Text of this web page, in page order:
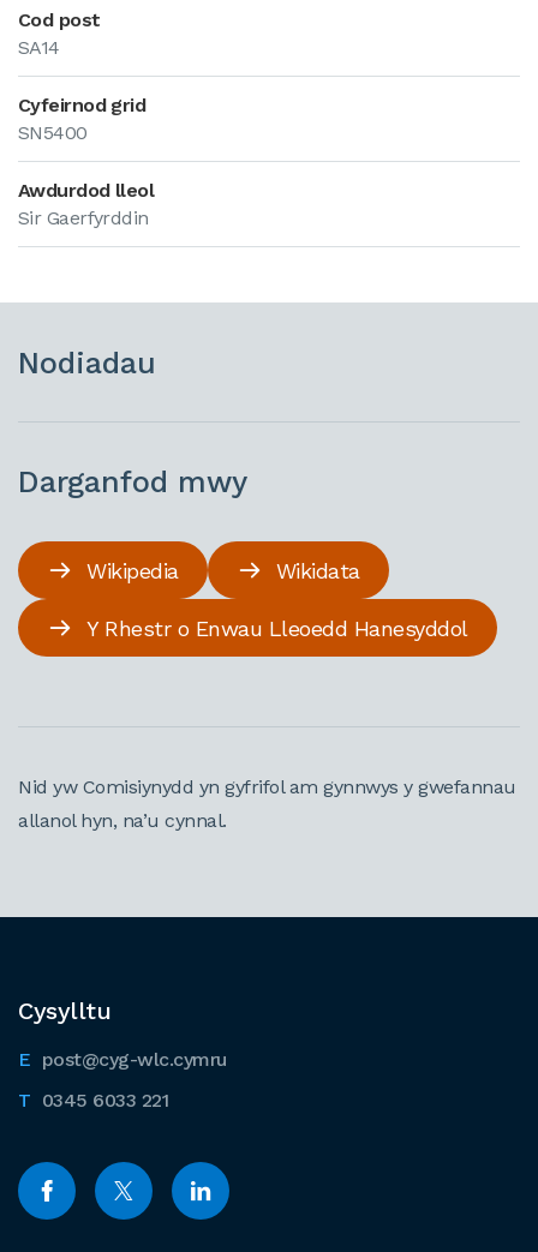
Cod post
SA14
Cyfeirnod grid
SN5400
Awdurdod lleol
Sir Gaerfyrddin
Nodiadau
Darganfod mwy
Wikipedia Wikidata
Y Rhestr o Enwau Lleoedd Hanesyddol
Nid yw Comisiynydd yn gyfrifol am gynnwys y gwefannau
allanol hyn, na’u cynnal.
Cysylltu
post@cyg-wlc.cymru
0345 6033 221